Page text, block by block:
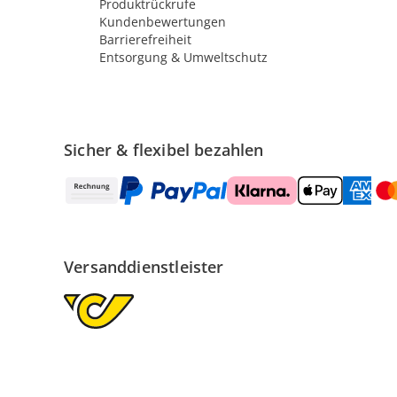
Produktrückrufe
Kundenbewertungen
Barrierefreiheit
Entsorgung & Umweltschutz
Sicher & flexibel bezahlen
Versanddienstleister